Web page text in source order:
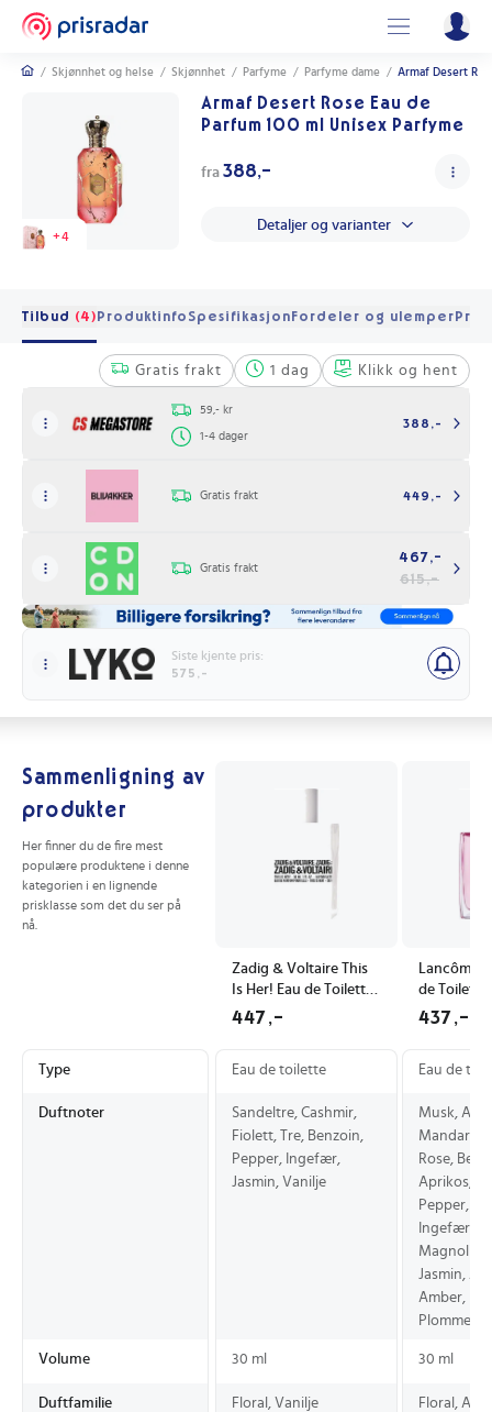
/ Skjønnhet og helse / Skjønnhet / Parfyme / Parfyme dame / Armaf Desert
+4
Armaf Desert Rose Eau de
Parfum 100 ml Unisex Parfyme
fra 388,-
Detaljer og varianter
Tilbud (4)Produktinfo SpesifikasjonFordeler og ulemperPris
Gratis frakt 1 dag Klikk og hent
59,- kr
1-4 dager
388,-
Gratis frakt 449,-
Gratis frakt
467,-
615,-
Siste kjente pris:
575,-
Sammenligning av
produkter
Her finner du de fire mest
populære produktene i denne
kategorien i en lignende
prisklasse som det du ser på
nå.
Zadig & Voltaire This
Is Her! Eau de Toilette
30ml - Floral Vanilje
Duft for Kvinne
447,-
Lancôme
de Toilette
30ml -
437,-
Type Eau de toilette Eau de
Duftnoter
Sandeltre, Cashmir,
Fiolett, Tre, Benzoin,
Pepper, Ingefær,
Jasmin, Vanilje
Musk,
Mandarin,
Rose,
Aprikos,
Pepper,
Ingefær,
Magnolia,
Jasmin,
Amber,
Plommer,
Volume 30 ml 30 ml
Duftfamilie Floral, Vanilje
Floral,